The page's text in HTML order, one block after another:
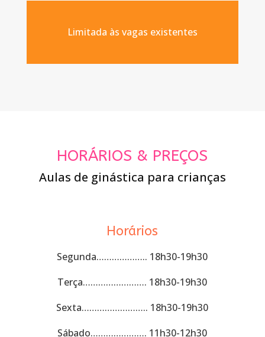
Limitada às vagas existentes
HORÁRIOS & PREÇOS
Aulas de ginástica para crianças
Horários
Segunda……………….. 18h30-19h30
Terça……………………. 18h30-19h30
Sexta…………………….. 18h30-19h30
Sábado…………………. 11h30-12h30